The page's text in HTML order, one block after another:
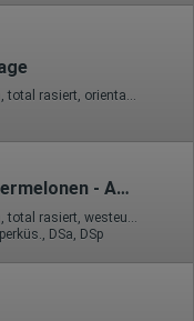
24 Jahre, 70B, KF 34, 1.63m, total rasiert, orientalisch
Ricarda XXXXL Zuckermelonen - Ab Montag
DSa, DSp